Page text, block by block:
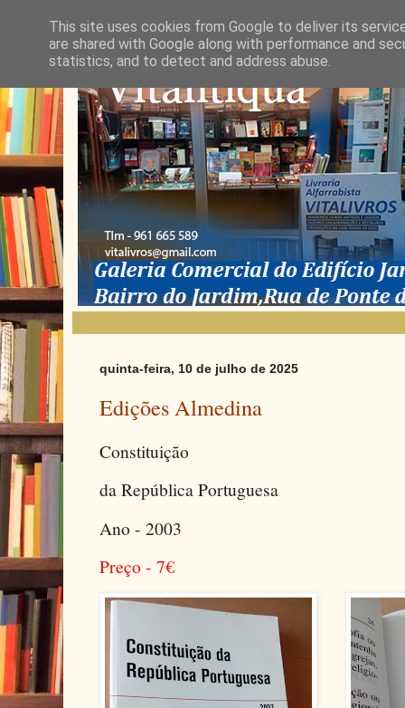
quinta-feira, 10 de julho de 2025
Edições Almedina
Constituição
da República Portuguesa
Ano - 2003
Preço - 7€
This site uses cookies from Google to deliver its
are shared with Google along with performance and
statistics, and to detect and address abuse.